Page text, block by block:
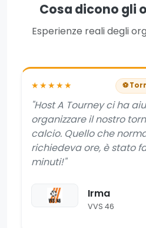
Cosa dicono gli
Esperienze reali degli
★★★★★ ⚽
"Host A Tourney ci ha
organizzare il nostro
calcio. Quello che
richiedeva ore, è stato
minuti!"
Irma
VVS 46